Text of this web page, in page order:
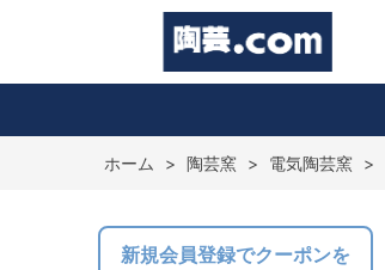
ホーム > 陶芸窯 > 電気陶芸窯 >
新規会員登録でクーポンを